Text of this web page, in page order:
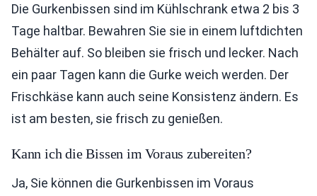
Die Gurkenbissen sind im Kühlschrank etwa 2 bis 3
Tage haltbar. Bewahren Sie sie in einem luftdichten
Behälter auf. So bleiben sie frisch und lecker. Nach
ein paar Tagen kann die Gurke weich werden. Der
Frischkäse kann auch seine Konsistenz ändern. Es
ist am besten, sie frisch zu genießen.
Kann ich die Bissen im Voraus zubereiten?
Ja, Sie können die Gurkenbissen im Voraus